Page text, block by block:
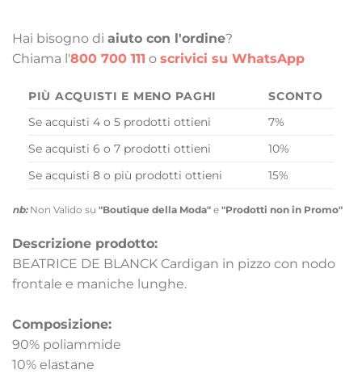
Hai bisogno di aiuto con l'ordine?
Chiama l'800 700 111 o scrivici su WhatsApp
PIÙ ACQUISTI E MENO PAGHI
SCONTO
Se acquisti 4 o 5 prodotti ottieni
7%
Se acquisti 6 o 7 prodotti ottieni
10%
Se acquisti 8 o più prodotti ottieni
15%
nb:Non Valido su "Boutique della Moda" e "Prodotti non in Promo"
Descrizione prodotto:
BEATRICE DE BLANCK Cardigan in pizzo con nodo
frontale e maniche lunghe.
Composizione:
90% poliammide
10% elastane